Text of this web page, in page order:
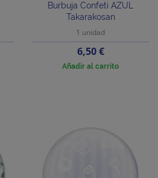
Burbuja Confeti AZUL
Takarakosan
1 unidad
Precio
6,50 €
Añadir al carrito